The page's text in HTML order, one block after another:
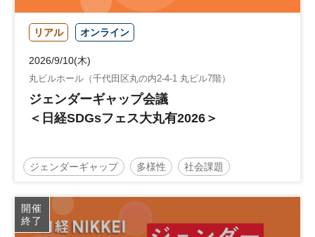
リアル オンライン
2026/9/10(木)
丸ビルホール（千代田区丸の内2-4-1 丸ビル7階）
ジェンダーギャップ会議
＜日経SDGsフェス大丸有2026＞
ジェンダーギャップ 多様性 社会課題
ジェンダー ウェルビーイング 日経SDGsフェス
日経SDGsフォーラム SDGs ダイバーシティ
開催
終了